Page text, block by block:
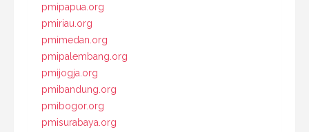
pmipapua.org
pmiriau.org
pmimedan.org
pmipalembang.org
pmijogja.org
pmibandung.org
pmibogor.org
pmisurabaya.org